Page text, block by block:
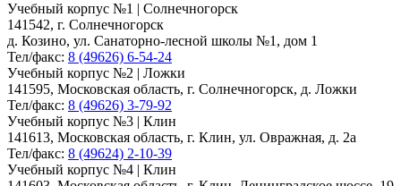
Учебный корпус №1 | Солнечногорск
141542, г. Солнечногорск
д. Козино, ул. Санаторно-лесной школы №1, дом 1
Тел/факс: 8 (49626) 6-54-24
Учебный корпус №2 | Ложки
141595, Московская область, г. Солнечногорск, д. Ложки
Тел/факс: 8 (49626) 3-79-92
Учебный корпус №3 | Клин
141613, Московская область, г. Клин, ул. Овражная, д. 2а
Тел/факс: 8 (49624) 2-10-39
Учебный корпус №4 | Клин